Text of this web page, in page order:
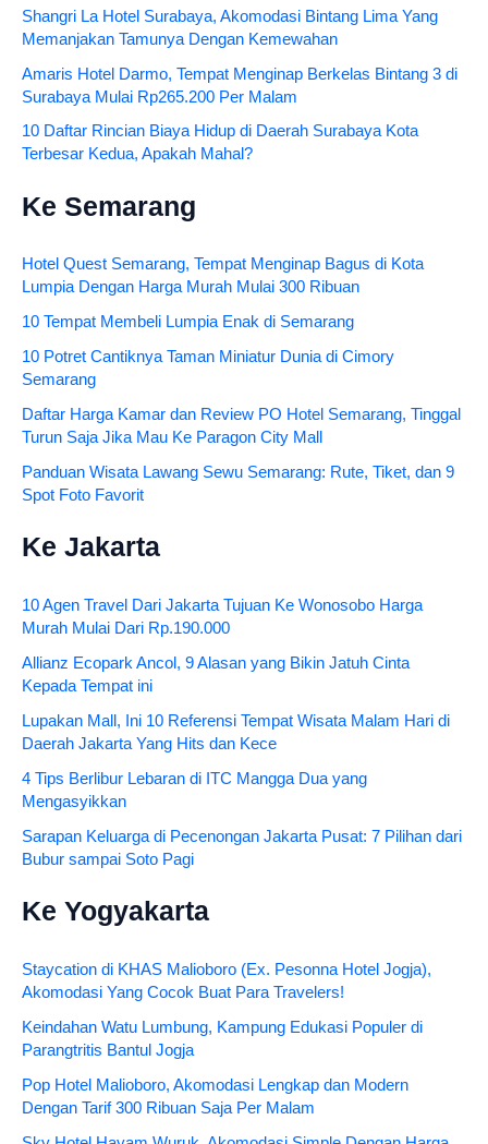
Shangri La Hotel Surabaya, Akomodasi Bintang Lima Yang
Memanjakan Tamunya Dengan Kemewahan
Amaris Hotel Darmo, Tempat Menginap Berkelas Bintang 3 di
Surabaya Mulai Rp265.200 Per Malam
10 Daftar Rincian Biaya Hidup di Daerah Surabaya Kota
Terbesar Kedua, Apakah Mahal?
Ke Semarang
Hotel Quest Semarang, Tempat Menginap Bagus di Kota
Lumpia Dengan Harga Murah Mulai 300 Ribuan
10 Tempat Membeli Lumpia Enak di Semarang
10 Potret Cantiknya Taman Miniatur Dunia di Cimory
Semarang
Daftar Harga Kamar dan Review PO Hotel Semarang, Tinggal
Turun Saja Jika Mau Ke Paragon City Mall
Panduan Wisata Lawang Sewu Semarang: Rute, Tiket, dan 9
Spot Foto Favorit
Ke Jakarta
10 Agen Travel Dari Jakarta Tujuan Ke Wonosobo Harga
Murah Mulai Dari Rp.190.000
Allianz Ecopark Ancol, 9 Alasan yang Bikin Jatuh Cinta
Kepada Tempat ini
Lupakan Mall, Ini 10 Referensi Tempat Wisata Malam Hari di
Daerah Jakarta Yang Hits dan Kece
4 Tips Berlibur Lebaran di ITC Mangga Dua yang
Mengasyikkan
Sarapan Keluarga di Pecenongan Jakarta Pusat: 7 Pilihan dari
Bubur sampai Soto Pagi
Ke Yogyakarta
Staycation di KHAS Malioboro (Ex. Pesonna Hotel Jogja),
Akomodasi Yang Cocok Buat Para Travelers!
Keindahan Watu Lumbung, Kampung Edukasi Populer di
Parangtritis Bantul Jogja
Pop Hotel Malioboro, Akomodasi Lengkap dan Modern
Dengan Tarif 300 Ribuan Saja Per Malam